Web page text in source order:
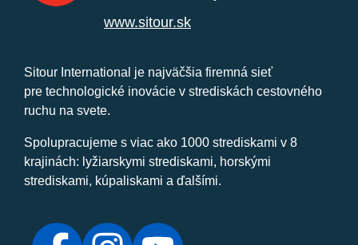
www.sitour.sk
Sitour International je najväčšia firemná sieť
pre technologické inovácie v strediskách cestovného
ruchu na svete.
Spolupracujeme s viac ako 1000 strediskami v 8
krajinách: lyžiarskymi strediskami, horskými
strediskami, kúpaliskami a ďalšími.